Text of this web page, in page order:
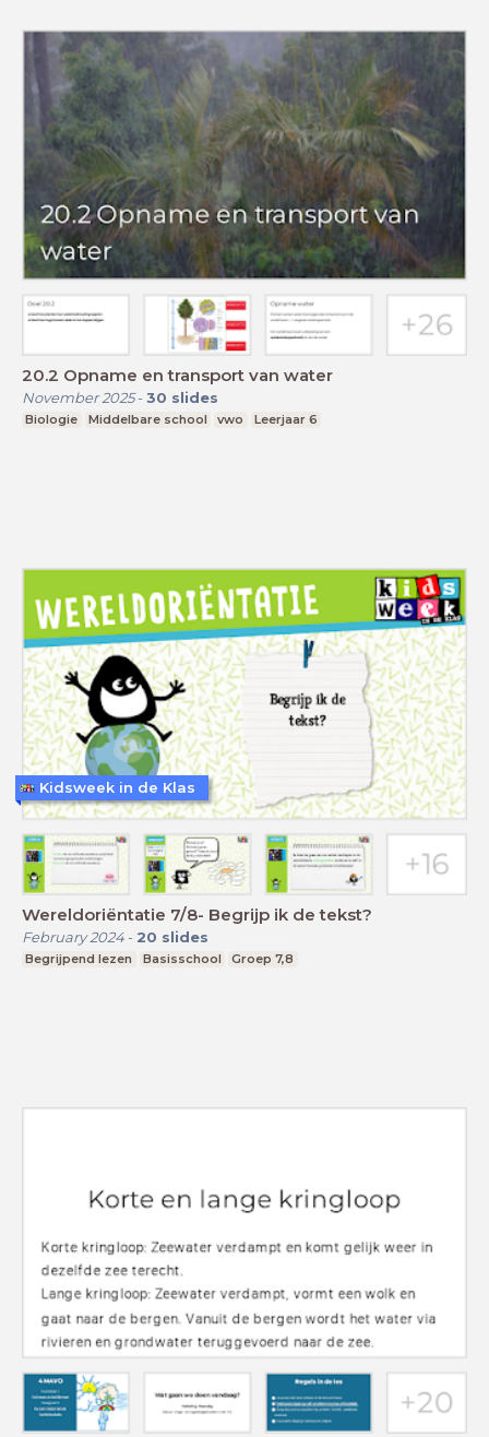
20.2 Opname en transport van water
November 2025- 30 slides
Biologie Middelbare school vwo Leerjaar 6
Wereldoriëntatie 7/8- Begrijp ik de tekst?
February 2024- 20 slides
Begrijpend lezen Basisschool Groep 7,8
Kidsweek in de Klas